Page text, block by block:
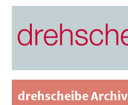
drehscheibe Archiv